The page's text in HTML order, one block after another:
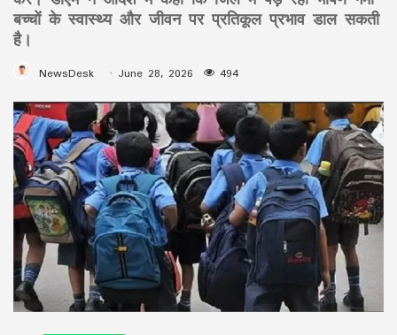
बच्चों के स्वास्थ्य और जीवन पर प्रतिकूल प्रभाव डाल सकती
है।
NewsDesk June 28, 2026 494